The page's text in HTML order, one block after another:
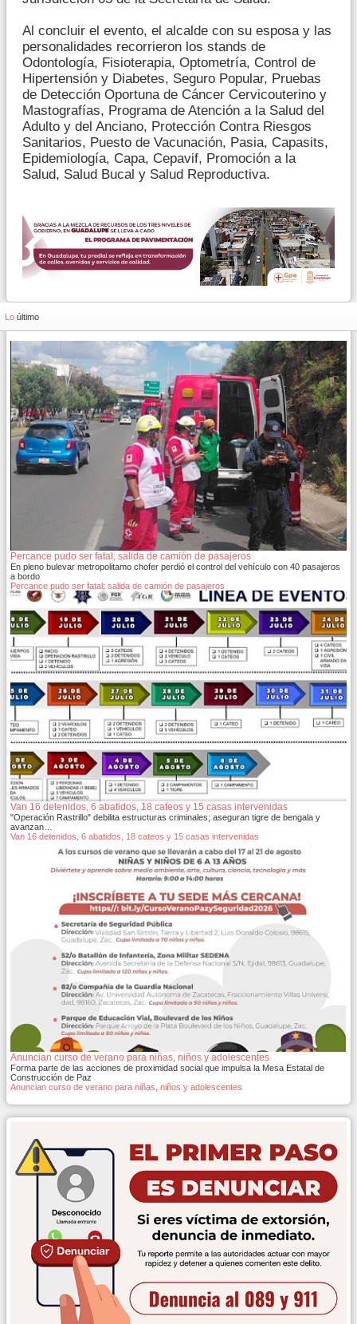
Al concluir el evento, el alcalde con su esposa y las
personalidades recorrieron los stands de
Odontología, Fisioterapia, Optometría, Control de
Hipertensión y Diabetes, Seguro Popular, Pruebas
de Detección Oportuna de Cáncer Cervicouterino y
Mastografías, Programa de Atención a la Salud del
Adulto y del Anciano, Protección Contra Riesgos
Sanitarios, Puesto de Vacunación, Pasia, Capasits,
Epidemiología, Capa, Cepavif, Promoción a la
Salud, Salud Bucal y Salud Reproductiva.
Lo último
Percance pudo ser fatal; salida de camión de pasajeros
En pleno bulevar metropolitamo chofer perdió el control del vehículo con 40 pasajeros
a bordo
Percance pudo ser fatal; salida de camión de pasajeros
Van 16 detenidos, 6 abatidos, 18 cateos y 15 casas intervenidas
"Operación Rastrillo" debilita estructuras criminales; aseguran tigre de bengala y
avanzan…
Van 16 detenidos, 6 abatidos, 18 cateos y 15 casas intervenidas
Anuncian curso de verano para niñas, niños y adolescentes
Forma parte de las acciones de proximidad social que impulsa la Mesa Estatal de
Construcción de Paz
Anuncian curso de verano para niñas, niños y adolescentes